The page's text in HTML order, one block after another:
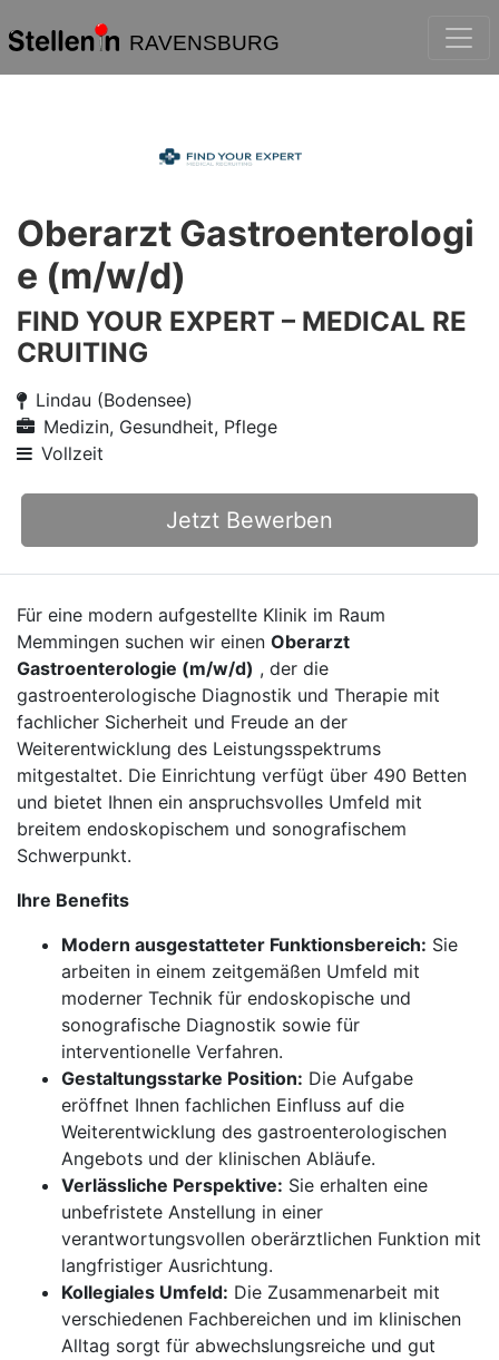
RAVENSBURG
Oberarzt Gastroenterologi
e (m/w/d)
FIND YOUR EXPERT – MEDICAL RE
CRUITING
Lindau (Bodensee)
Medizin, Gesundheit, Pflege
Vollzeit
Jetzt Bewerben
Für eine modern aufgestellte Klinik im Raum
Memmingen suchen wir einen Oberarzt
Gastroenterologie (m/w/d) , der die
gastroenterologische Diagnostik und Therapie mit
fachlicher Sicherheit und Freude an der
Weiterentwicklung des Leistungsspektrums
mitgestaltet. Die Einrichtung verfügt über 490 Betten
und bietet Ihnen ein anspruchsvolles Umfeld mit
breitem endoskopischem und sonografischem
Schwerpunkt.
Ihre Benefits
Modern ausgestatteter Funktionsbereich: Sie
arbeiten in einem zeitgemäßen Umfeld mit
moderner Technik für endoskopische und
sonografische Diagnostik sowie für
interventionelle Verfahren.
Gestaltungsstarke Position: Die Aufgabe
eröffnet Ihnen fachlichen Einfluss auf die
Weiterentwicklung des gastroenterologischen
Angebots und der klinischen Abläufe.
Verlässliche Perspektive: Sie erhalten eine
unbefristete Anstellung in einer
verantwortungsvollen oberärztlichen Funktion mit
langfristiger Ausrichtung.
Kollegiales Umfeld: Die Zusammenarbeit mit
verschiedenen Fachbereichen und im klinischen
Alltag sorgt für abwechslungsreiche und gut